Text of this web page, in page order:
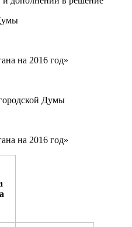
на 2016 год»
Думы
на 2016 год»